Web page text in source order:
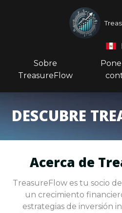
Sobre
TreasureFlow
DESCUBRE
Acerca de
TreasureFlow es tu socio
un crecimiento
estrategias de inversión